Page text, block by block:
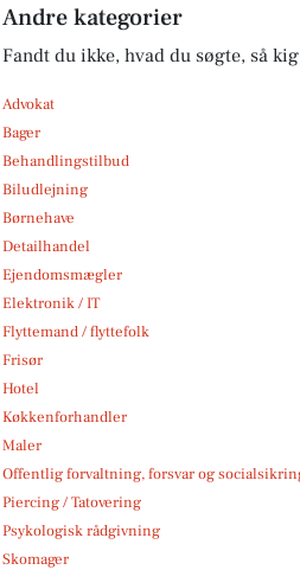
Andre kategorier
Fandt du ikke, hvad du søgte, så
Advokat
Bager
Behandlingstilbud
Biludlejning
Børnehave
Detailhandel
Ejendomsmægler
Elektronik / IT
Flyttemand / flyttefolk
Frisør
Hotel
Køkkenforhandler
Maler
Offentlig forvaltning, forsvar og
Piercing / Tatovering
Psykologisk rådgivning
Skomager